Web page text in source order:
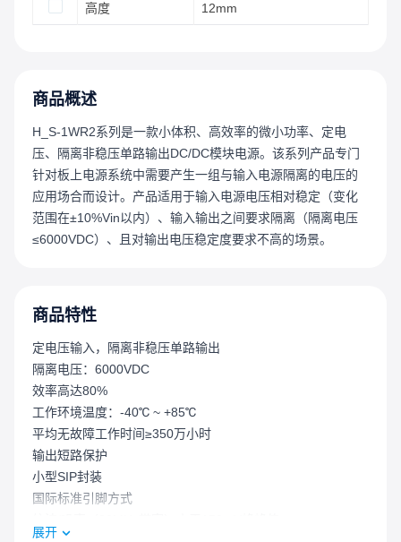
高度 12mm
商品概述
H_S-1WR2系列是一款小体积、高效率的微小功率、定电
压、隔离非稳压单路输出DC/DC模块电源。该系列产品专门
针对板上电源系统中需要产生一组与输入电源隔离的电压的
应用场合而设计。产品适用于输入电源电压相对稳定（变化
范围在±10%Vin以内）、输入输出之间要求隔离（隔离电压
≤6000VDC）、且对输出电压稳定度要求不高的场景。
商品特性
定电压输入，隔离非稳压单路输出
隔离电压：6000VDC
效率高达80%
工作环境温度：-40℃ ~ +85℃
平均无故障工作时间≥350万小时
输出短路保护
小型SIP封装
国际标准引脚方式
展开